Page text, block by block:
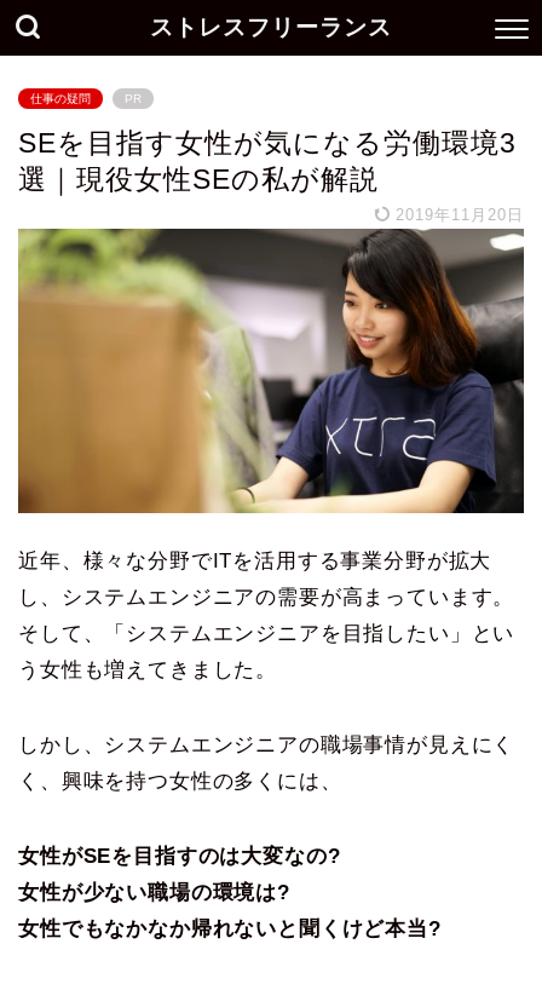
ストレスフリーランス
仕事の疑問 PR
SEを目指す女性が気になる労働環境3
選｜現役女性SEの私が解説
2019年11月20日
近年、様々な分野でITを活用する事業分野が拡大
し、システムエンジニアの需要が高まっています。
そして、「システムエンジニアを目指したい」とい
う女性も増えてきました。
しかし、システムエンジニアの職場事情が見えにく
く、興味を持つ女性の多くには、
女性がSEを目指すのは大変なの?
女性が少ない職場の環境は?
女性でもなかなか帰れないと聞くけど本当?